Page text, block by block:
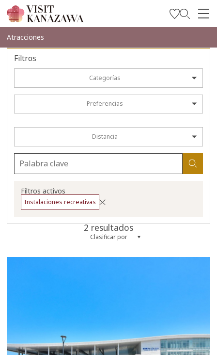
Inspírese
Explore
Travel Trade and Media
Atracciones
Filtros
Categorías
Preferencias
Distancia
Filtros activos
Instalaciones recreativas
2 resultados
Clasificar por